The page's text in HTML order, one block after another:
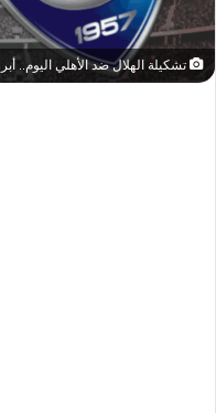
تشكيلة الهلال ضد الأهلي اليوم..